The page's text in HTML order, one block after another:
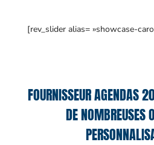
[rev_slider alias= »showcase-
FOURNISSEUR AGENDAS
DE NOMBREUSES